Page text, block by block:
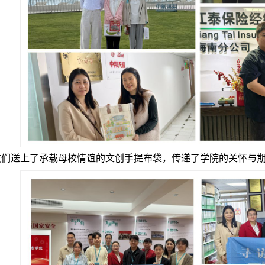
上了承载母校情谊的文创手提布袋，传递了学院的关怀与